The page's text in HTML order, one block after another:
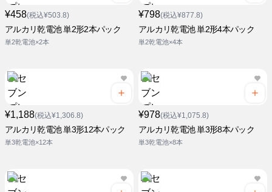
¥458(税込¥503.8)
アルカリ乾電池 単2形2本パック
単2乾電池×2本
¥798(税込¥877.8)
アルカリ乾電池 単2形4本パック
単2乾電池×4本
¥1,188(税込¥1,306.8)
アルカリ乾電池 単3形12本パック
単3乾電池×12本
¥978(税込¥1,075.8)
アルカリ乾電池 単3形8本パック
単3乾電池×8本